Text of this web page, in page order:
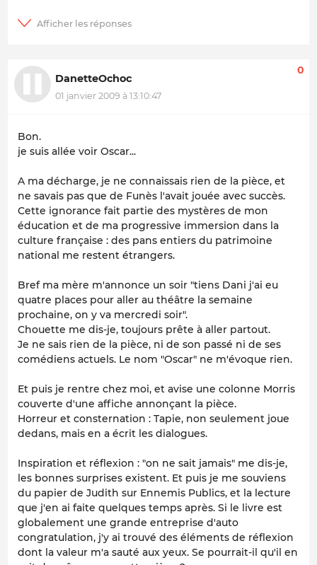
DanetteOchoc
01 janvier 2009 à 13:10:47
0
Bon.
je suis allée voir Oscar...
A ma décharge, je ne connaissais rien de la pièce, et
ne savais pas que de Funès l'avait jouée avec succès.
Cette ignorance fait partie des mystères de mon
éducation et de ma progressive immersion dans la
culture française : des pans entiers du patrimoine
national me restent étrangers.
Bref ma mère m'annonce un soir "tiens Dani j'ai eu
quatre places pour aller au théâtre la semaine
prochaine, on y va mercredi soir".
Chouette me dis-je, toujours prête à aller partout.
Je ne sais rien de la pièce, ni de son passé ni de ses
comédiens actuels. Le nom "Oscar" ne m'évoque rien.
Et puis je rentre chez moi, et avise une colonne Morris
couverte d'une affiche annonçant la pièce.
Horreur et consternation : Tapie, non seulement joue
dedans, mais en a écrit les dialogues.
Inspiration et réflexion : "on ne sait jamais" me dis-je,
les bonnes surprises existent. Et puis je me souviens
du papier de Judith sur Ennemis Publics, et la lecture
que j'en ai faite quelques temps après. Si le livre est
globalement une grande entreprise d'auto
congratulation, j'y ai trouvé des éléments de réflexion
dont la valeur m'a sauté aux yeux. Se pourrait-il qu'il en